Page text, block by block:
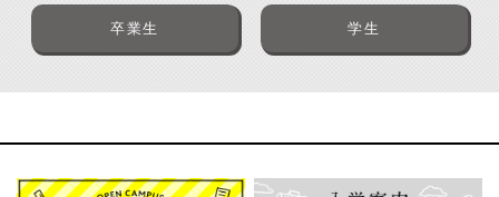
卒業生 学生